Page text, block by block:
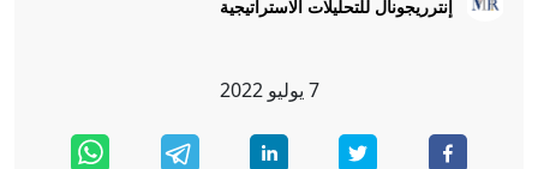
إنترريجونال للتحليلات الاستراتيجية
7 يوليو 2022